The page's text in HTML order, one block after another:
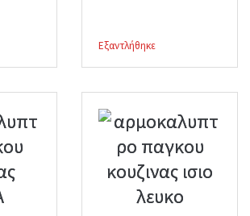
Εξαντλήθηκε